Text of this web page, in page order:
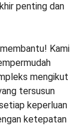
penting dan
Kami
mengikut
tersusun
keperluan
ketepatan